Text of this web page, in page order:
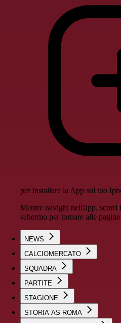
per installare la App sul tuo
Mentre navighi nell'app, scorri
schermo per tornare alle
NEWS
CALCIOMERCATO
SQUADRA
PARTITE
STAGIONE
STORIA AS ROMA